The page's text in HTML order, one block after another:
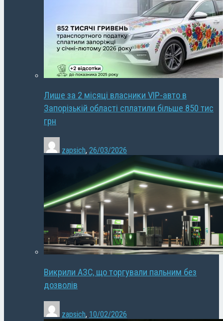
Лише за 2 місяці власники VIP-авто в
Запорізькій області сплатили більше 850 тис
грн
zapsich, 26/03/2026
Викрили АЗС, що торгували пальним без
дозволів
zapsich, 10/02/2026